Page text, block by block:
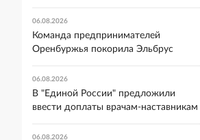
06.08.2026
Команда предпринимателей
Оренбуржья покорила Эльбрус
06.08.2026
В "Единой России" предложили
ввести доплаты врачам-наставникам
06.08.2026